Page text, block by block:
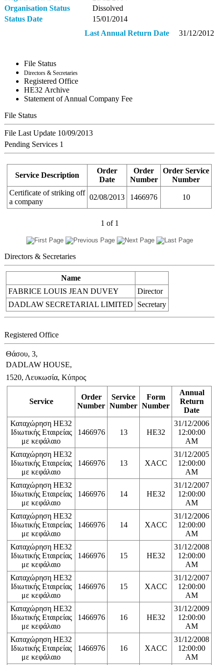
Organisation Status
Dissolved
Status Date
15/01/2014
Last Annual Return Date31/12/2012
File Status
Directors & Secretaries
Registered Office
ΗΕ32 Archive
Statement of Annual Company Fee
File Status
File Last Update 10/09/2013
Pending Services 1
Service Description
Order
Date
Order
Number
Order Service
Number
Certificate of striking off
a company
02/08/2013 1466976 10
1 of 1
Directors & Secretaries
Name
FABRICE LOUIS JEAN DUVEY
Director
DADLAW SECRETARIAL LIMITED
Secretary
Registered Office
Θάσου, 3,
DADLAW HOUSE,
1520, Λευκωσία, Κύπρος
Service
Order
Number
Service
Number
Form
Number
Annual
Return
Date
Καταχώρηση ΗΕ32
Ιδιωτικής Εταιρείας
με κεφάλαιο
1466976 13 HE32
31/12/2006
12:00:00
AM
Καταχώρηση ΗΕ32
Ιδιωτικής Εταιρείας
με κεφάλαιο
1466976 13 XACC
31/12/2005
12:00:00
AM
Καταχώρηση ΗΕ32
Ιδιωτικής Εταιρείας
με κεφάλαιο
1466976 14 HE32
31/12/2007
12:00:00
AM
Καταχώρηση ΗΕ32
Ιδιωτικής Εταιρείας
με κεφάλαιο
1466976 14 XACC
31/12/2006
12:00:00
AM
Καταχώρηση ΗΕ32
Ιδιωτικής Εταιρείας
με κεφάλαιο
1466976 15 HE32
31/12/2008
12:00:00
AM
Καταχώρηση ΗΕ32
Ιδιωτικής Εταιρείας
με κεφάλαιο
1466976 15 XACC
31/12/2007
12:00:00
AM
Καταχώρηση ΗΕ32
Ιδιωτικής Εταιρείας
με κεφάλαιο
1466976 16 HE32
31/12/2009
12:00:00
AM
Καταχώρηση ΗΕ32
Ιδιωτικής Εταιρείας
με κεφάλαιο
1466976 16 XACC
31/12/2008
12:00:00
AM